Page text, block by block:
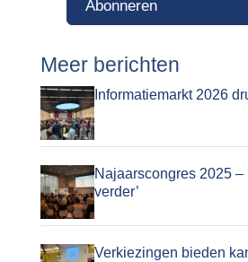
Abonneren
Meer berichten
Informatiemarkt 2026
Najaarscongres 2025 –
verder’
Verkiezingen bieden